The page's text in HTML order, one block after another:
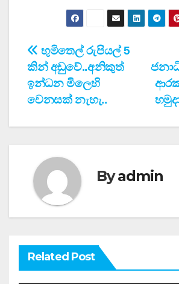
Post
navigation
භුමිතෙල් රුපියල් 5
කින් අඩුවේ..අනිකුත්
ඉන්ධන මිලෙහි
වෙනසක් නැහැ..
Byadmin
Related Post